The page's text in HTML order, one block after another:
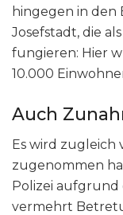
hingegen in den
Josefstadt, die
fungieren: Hier
10.000
Auch
Es wird zugleich
zugenommen
Polizei aufgrund
vermehrt